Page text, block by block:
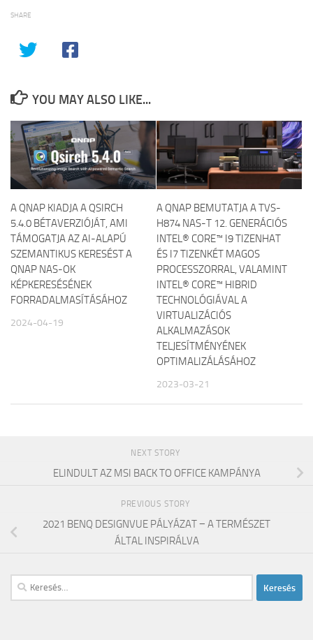
SHARE
YOU MAY ALSO LIKE...
A QNAP KIADJA A QSIRCH
5.4.0 BÉTAVERZIÓJÁT, AMI
TÁMOGATJA AZ AI-ALAPÚ
SZEMANTIKUS KERESÉST A
QNAP NAS-OK
KÉPKERESÉSÉNEK
FORRADALMASÍTÁSÁHOZ
2024-04-19
A QNAP BEMUTATJA A TVS-
H874 NAS-T 12. GENERÁCIÓS
INTEL® CORE™ I9 TIZENHAT
ÉS I7 TIZENKÉT MAGOS
PROCESSZORRAL, VALAMINT
INTEL® CORE™ HIBRID
TECHNOLÓGIÁVAL A
VIRTUALIZÁCIÓS
ALKALMAZÁSOK
TELJESÍTMÉNYÉNEK
OPTIMALIZÁLÁSÁHOZ
2023-03-21
NEXT STORY
ELINDULT AZ MSI BACK TO OFFICE KAMPÁNYA
PREVIOUS STORY
2021 BENQ DESIGNVUE PÁLYÁZAT − A TERMÉSZET
ÁLTAL INSPIRÁLVA
Keresés: